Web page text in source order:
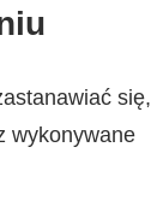
się,
wykonywane